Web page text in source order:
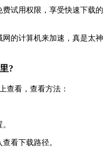
试用权限，享受快速下载的
网的计算机来加速，真是太神
?
查看，查看方法：
看下载路径。